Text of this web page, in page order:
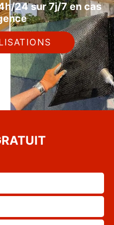
24 sur 7j/7 en cas